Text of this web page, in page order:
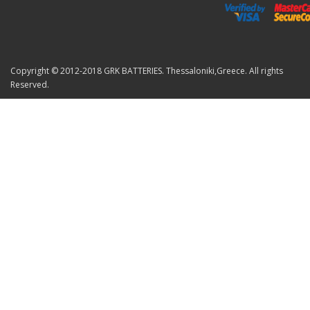
Copyright © 2012-2018 GRK BATTERIES. Thessaloniki,Greece. All rights
Reserved.